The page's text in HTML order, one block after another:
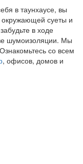
в таунхаусе, вы
суеты и
в ходе
шумоизоляции. Мы
со всем
, офисов, домов и